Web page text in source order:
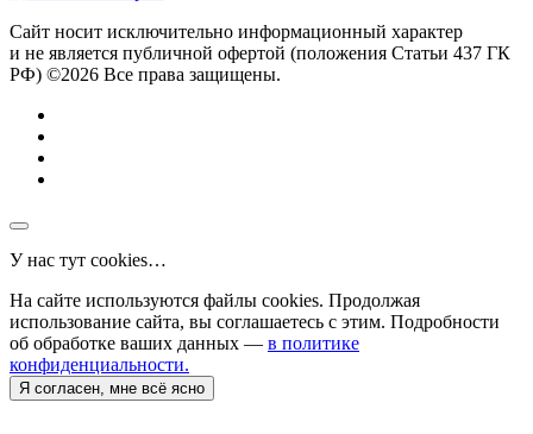
Сайт носит исключительно информационный характер
и не является публичной офертой (положения Статьи 437 ГК
РФ) ©2026 Все права защищены.
У нас тут cookies…
На сайте используются файлы cookies. Продолжая
использование сайта, вы соглашаетесь с этим. Подробности
об обработке ваших данных — в политике
конфиденциальности.
Я согласен, мне всё ясно